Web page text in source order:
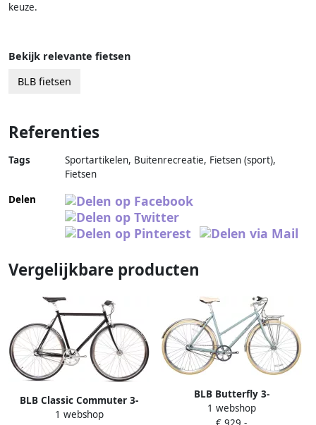
keuze.
Bekijk relevante fietsen
BLB fietsen
Referenties
Tags
Sportartikelen, Buitenrecreatie, Fietsen (sport),
Fietsen
Delen
Vergelijkbare producten
BLB Classic Commuter 3-
Versnellingen Stadsfiets
1 webshop
BLB Butterfly 3-
Versnellingen Stadsfiets
1 webshop